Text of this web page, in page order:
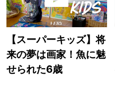
【スーパーキッズ】将
来の夢は画家！魚に魅
せられた6歳